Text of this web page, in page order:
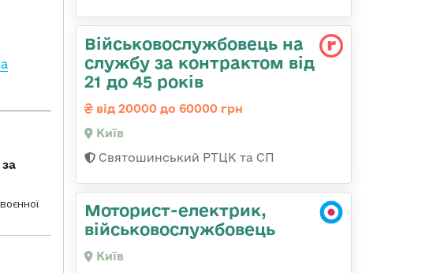
Військовослужбовець на
службу за контрактом від
21 до 45 років
від 20000 до 60000 грн
Київ
Святошинський РТЦК та СП
Моторист-електрик,
військовослужбовець
Київ